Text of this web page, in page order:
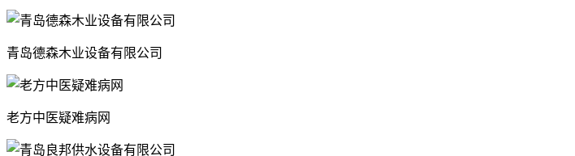
青岛德森木业设备有限公司
老方中医疑难病网